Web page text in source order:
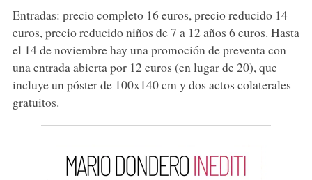
Entradas: precio completo 16 euros, precio reducido 14
euros, precio reducido niños de 7 a 12 años 6 euros. Hasta
el 14 de noviembre hay una promoción de preventa con
una entrada abierta por 12 euros (en lugar de 20), que
incluye un póster de 100x140 cm y dos actos colaterales
gratuitos.